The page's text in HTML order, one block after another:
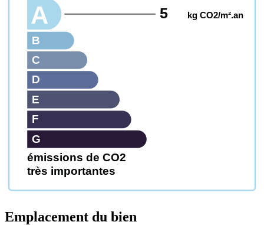
émissions de CO2
très importantes
G
F
E
D
C
B
A 5 kg CO2/m².an
Emplacement du bien